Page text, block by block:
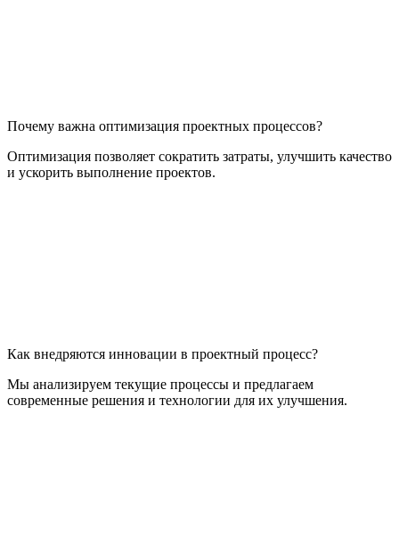
Почему важна оптимизация проектных процессов?
Оптимизация позволяет сократить затраты, улучшить качество
и ускорить выполнение проектов.
Как внедряются инновации в проектный процесс?
Мы анализируем текущие процессы и предлагаем
современные решения и технологии для их улучшения.